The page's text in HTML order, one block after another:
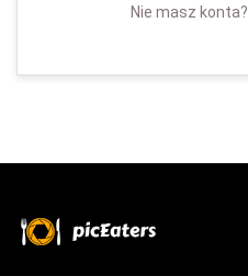
Nie masz konta?